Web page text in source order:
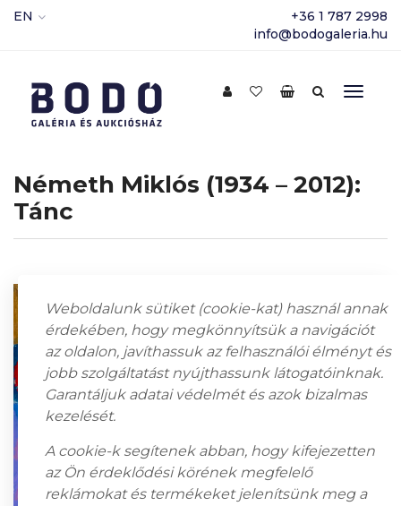
EN
+36 1 787 2998
info@bodogaleria.hu
Németh Miklós (1934 – 2012):
Tánc
Weboldalunk sütiket (cookie-kat) használ annak
érdekében, hogy megkönnyítsük a navigációt
az oldalon, javíthassuk az felhasználói élményt és
jobb szolgáltatást nyújthassunk látogatóinknak.
Garantáljuk adatai védelmét és azok bizalmas
kezelését.
A cookie-k segítenek abban, hogy kifejezetten
az Ön érdeklődési körének megfelelő
reklámokat és termékeket jelenítsünk meg a